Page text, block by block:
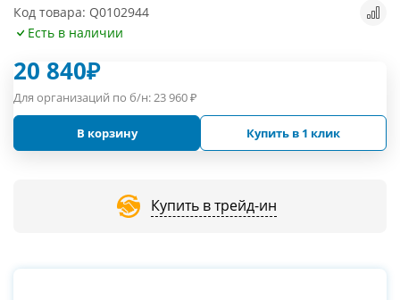
Код товара: Q0102944
Есть в наличии
20 840₽
Для организаций по б/н:23 960₽
В корзину Купить в 1 клик
Купить в трейд-ин